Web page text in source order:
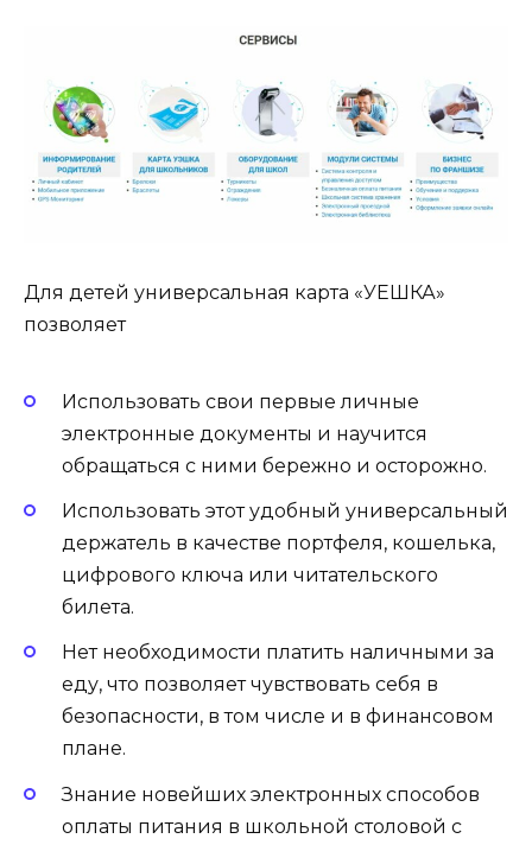
Для детей универсальная карта «УЕШКА»
позволяет
Использовать свои первые личные
электронные документы и научится
обращаться с ними бережно и осторожно.
Использовать этот удобный универсальный
держатель в качестве портфеля, кошелька,
цифрового ключа или читательского
билета.
Нет необходимости платить наличными за
еду, что позволяет чувствовать себя в
безопасности, в том числе и в финансовом
плане.
Знание новейших электронных способов
оплаты питания в школьной столовой с